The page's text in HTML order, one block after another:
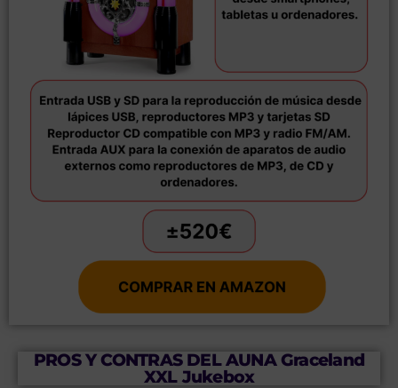
PROS Y CONTRAS DEL AUNA Graceland
XXL Jukebox